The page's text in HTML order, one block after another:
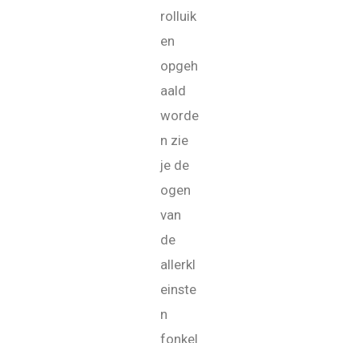
rolluik
en
opgeh
aald
worde
n zie
je de
ogen
van
de
allerkl
einste
n
fonkel